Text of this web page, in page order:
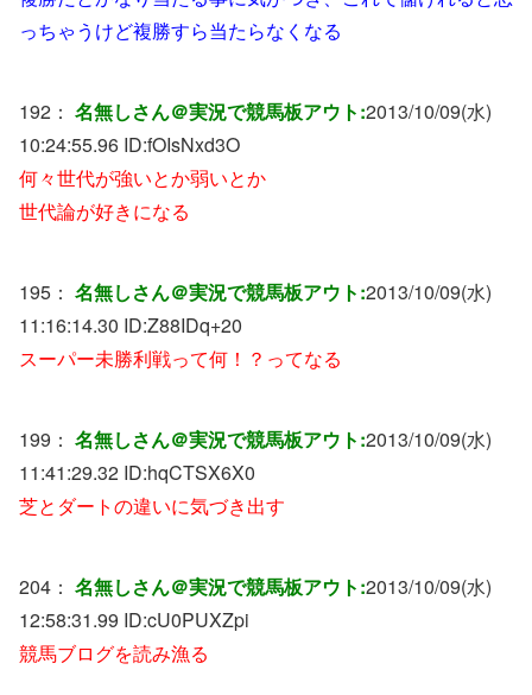
っちゃうけど複勝すら当たらなくなる
192： 名無しさん＠実況で競馬板アウト:2013/10/09(水)
10:24:55.96 ID:fOIsNxd3O
何々世代が強いとか弱いとか
世代論が好きになる
195： 名無しさん＠実況で競馬板アウト:2013/10/09(水)
11:16:14.30 ID:Z88IDq+20
スーパー未勝利戦って何！？ってなる
199： 名無しさん＠実況で競馬板アウト:2013/10/09(水)
11:41:29.32 ID:hqCTSX6X0
芝とダートの違いに気づき出す
204： 名無しさん＠実況で競馬板アウト:2013/10/09(水)
12:58:31.99 ID:cU0PUXZpi
競馬ブログを読み漁る